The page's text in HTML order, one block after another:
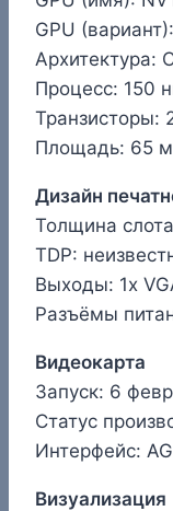
GPU
Архитектура:
Процесс: 150
Транзисторы:
Площадь: 65
Дизайн
Толщина
TDP:
Выходы: 1x
Разъёмы
Видеокарта
Запуск: 6
Статус
Интерфейс:
Визуализация